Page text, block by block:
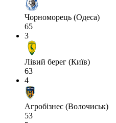
Чорноморець (Одеса)
65
3
Лівий берег (Київ)
63
4
Агробізнес (Волочиськ)
53